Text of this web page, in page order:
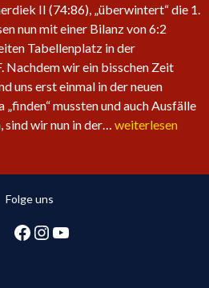
Fahrt
auf
II (74:86), „überwintert“ die 1.
nun mit einer Bilanz von 6:2
Tabellenplatz in der
Nachdem wir ein bisschen Zeit
uns erst einmal in der neuen
„finden“ mussten und auch Ausfälle
sind wir nun in der… Sechster
weiterlesen
Folge uns
Facebook
Instagram
YouTube